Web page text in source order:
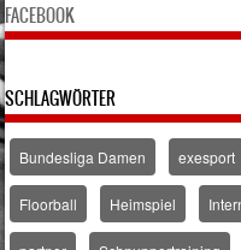
FACEBOOK
SCHLAGWÖRTER
Bundesliga Damen exesport
Floorball Heimspiel